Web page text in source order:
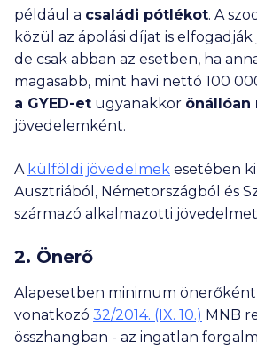
például a családi pótlékot. A
közül az ápolási díjat is
de csak abban az esetben, ha
magasabb, mint havi nettó 100
a GYED-et ugyanakkor önállóan
jövedelemként.
A külföldi jövedelmek esetében
Ausztriából, Németországból és
származó alkalmazotti
2. Önerő
Alapesetben minimum önerőként
vonatkozó 32/2014. (IX. 10.) MNB
összhangban - az ingatlan